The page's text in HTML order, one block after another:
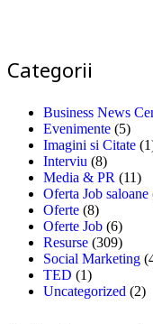
Categorii
Business News
Evenimente (5)
Imagini si Citate
Interviu (8)
Media & PR (11)
Oferta Job saloane
Oferte (8)
Oferte Job (6)
Resurse (309)
Social Marketing
TED (1)
Uncategorized (2)